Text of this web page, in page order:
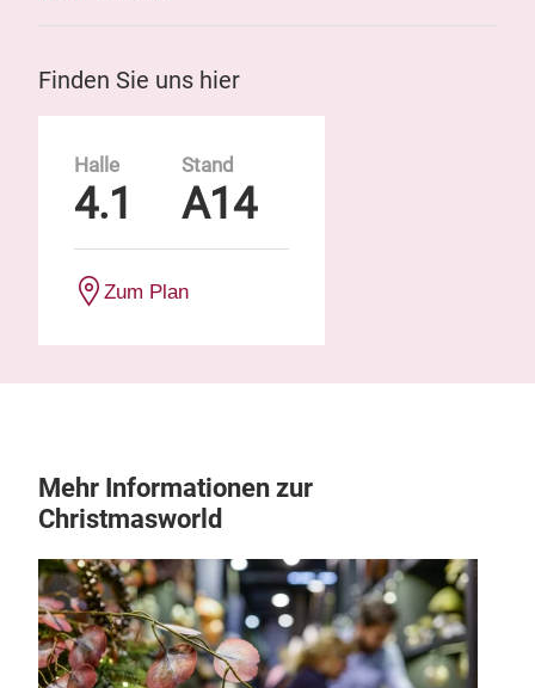
Finden Sie uns hier
Halle
4.1
Stand
A14
Zum Plan
Mehr Informationen zur
Christmasworld